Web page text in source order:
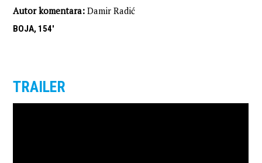
Autor komentara: Damir Radić
BOJA, 154'
TRAILER